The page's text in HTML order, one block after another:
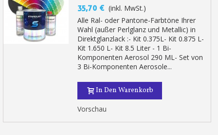
35,70 € (inkl. MwSt.)
Alle Ral- oder Pantone-Farbtöne Ihrer
Wahl (außer Perlglanz und Metallic) in
Direktglanzlack :- Kit 0.375L- Kit 0.875 L-
Kit 1.650 L- Kit 8.5 Liter - 1 Bi-
Komponenten Aerosol 290 ML- Set von
3 Bi-Komponenten Aerosole...
In Den Warenkorb
Vorschau